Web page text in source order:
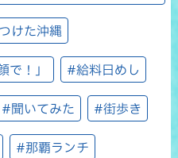
けた沖縄
で！」 #給料日めし
#聞いてみた #街歩き
#那覇ランチ